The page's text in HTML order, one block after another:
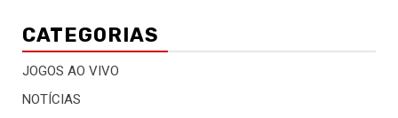
CATEGORIAS
JOGOS AO VIVO
NOTÍCIAS